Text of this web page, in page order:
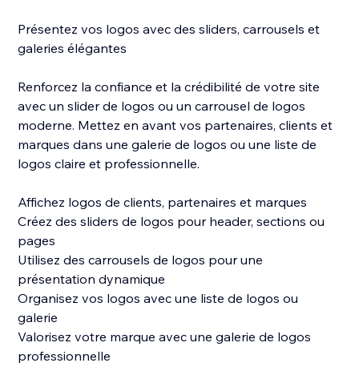
Présentez vos logos avec des sliders, carrousels et
galeries élégantes
Renforcez la confiance et la crédibilité de votre site
avec un slider de logos ou un carrousel de logos
moderne. Mettez en avant vos partenaires, clients et
marques dans une galerie de logos ou une liste de
logos claire et professionnelle.
Affichez logos de clients, partenaires et marques
Créez des sliders de logos pour header, sections ou
pages
Utilisez des carrousels de logos pour une
présentation dynamique
Organisez vos logos avec une liste de logos ou
galerie
Valorisez votre marque avec une galerie de logos
professionnelle